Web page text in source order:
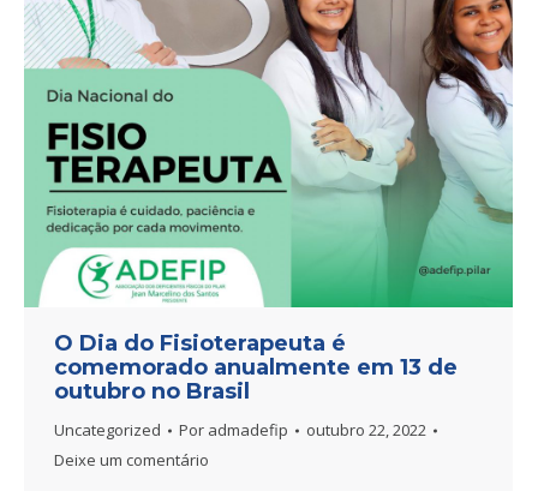
O Dia do Fisioterapeuta é
comemorado anualmente em 13 de
outubro no Brasil
Uncategorized Por admadefip
outubro 22, 2022
Deixe um comentário